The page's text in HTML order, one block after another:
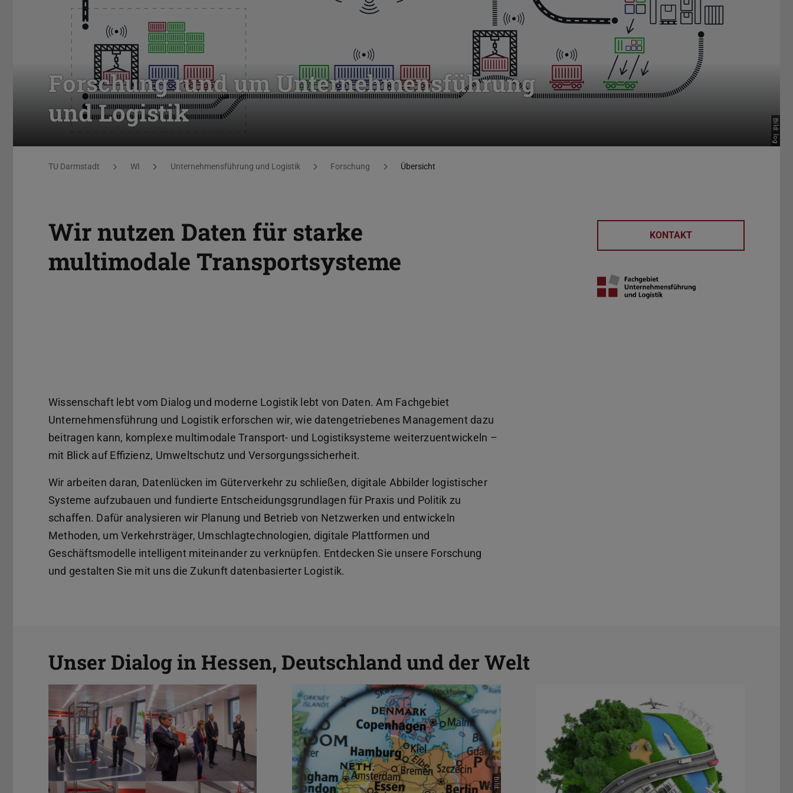
Forschung rund um Unternehmensführung
und Logistik
Bild: log
Sie befinden sich hier:
TU Darmstadt WI Unternehmensführung und Logistik Forschung Übersicht
Wir nutzen Daten für starke
multimodale Transportsysteme
KONTAKT
Wissenschaft lebt vom Dialog und moderne Logistik lebt von Daten. Am Fachgebiet
Unternehmensführung und Logistik erforschen wir, wie datengetriebenes Management dazu
beitragen kann, komplexe multimodale Transport- und Logistiksysteme weiterzuentwickeln –
mit Blick auf Effizienz, Umweltschutz und Versorgungssicherheit.
Wir arbeiten daran, Datenlücken im Güterverkehr zu schließen, digitale Abbilder logistischer
Systeme aufzubauen und fundierte Entscheidungsgrundlagen für Praxis und Politik zu
schaffen. Dafür analysieren wir Planung und Betrieb von Netzwerken und entwickeln
Methoden, um Verkehrsträger, Umschlagtechnologien, digitale Plattformen und
Geschäftsmodelle intelligent miteinander zu verknüpfen. Entdecken Sie unsere Forschung
und gestalten Sie mit uns die Zukunft datenbasierter Logistik.
Unser Dialog in Hessen, Deutschland und der Welt
Hessen Deutschland